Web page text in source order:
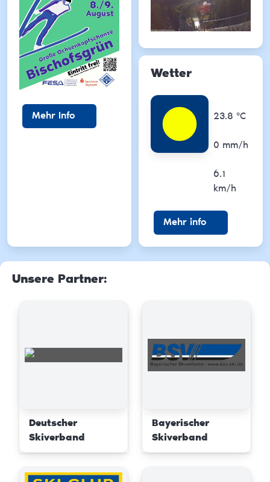
Mehr Info
Wetter
23.8 °C
0 mm/h
6.1
km/h
Mehr info
Unsere Partner:
Deutscher
Skiverband
Bayerischer
Skiverband